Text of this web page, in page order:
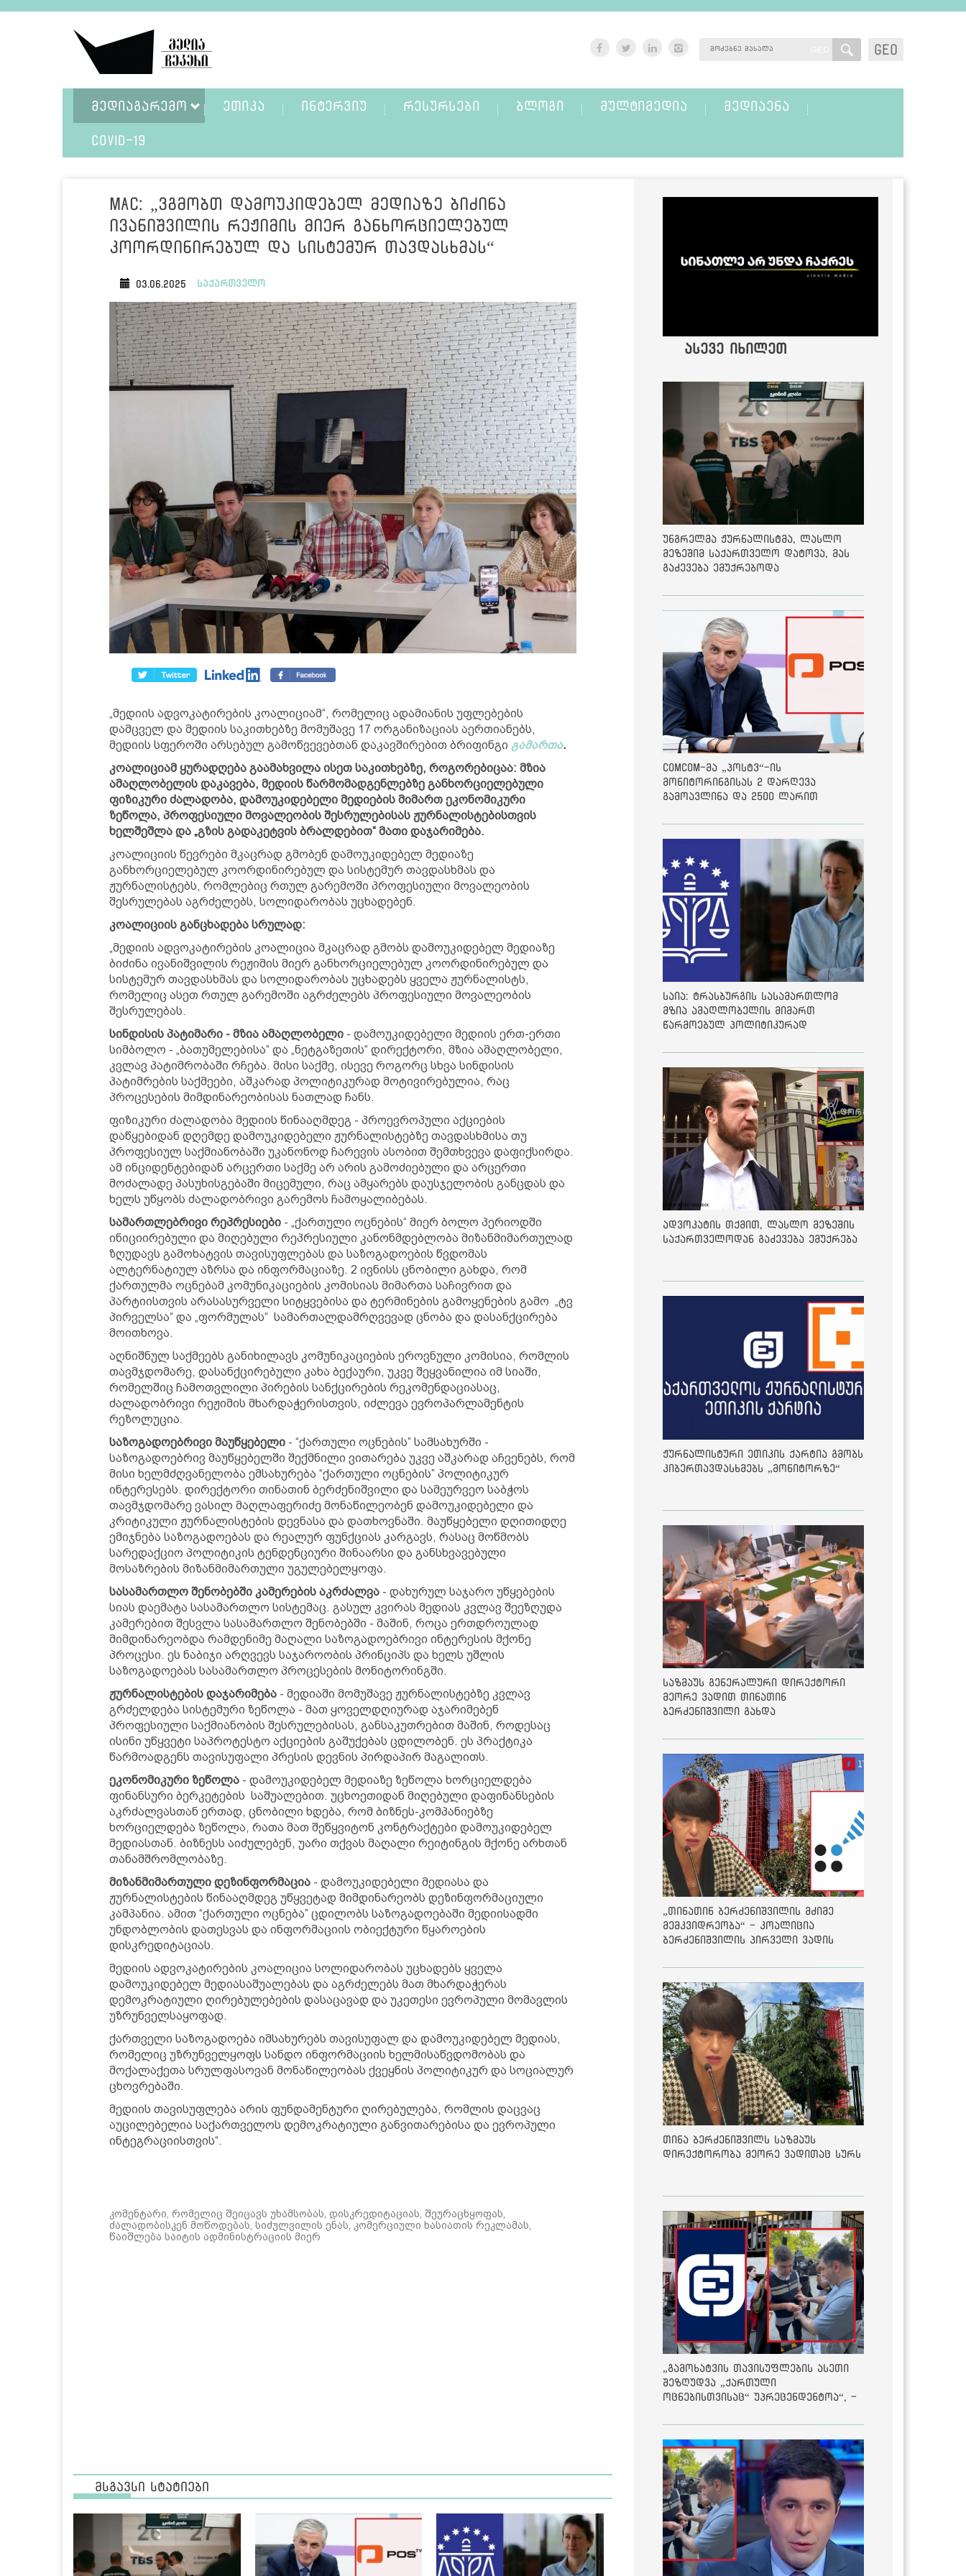
GEO
ᲛᲔᲓᲘᲐᲒᲐᲠᲔᲛᲝ ᲔᲗᲘᲙᲐ ᲘᲜᲢᲔᲠᲕᲘᲣ ᲠᲔᲡᲣᲠᲡᲔᲑᲘ ᲑᲚᲝᲒᲘ ᲛᲣᲚᲢᲘᲛᲔᲓᲘᲐ ᲛᲔᲓᲘᲐᲔᲜᲐ
COVID-19
MAC: „ვგმობთ დამოუკიდებელ მედიაზე ბიძინა
ივანიშვილის რეჟიმის მიერ განხორციელებულ
კოორდინირებულ და სისტემურ თავდასხმას“
03.06.2025 საქართველო
„მედიის ადვოკატირების კოალიციამ“, რომელიც ადამიანის უფლებების
დამცველ და მედიის საკითხებზე მომუშავე 17 ორგანიზაციას აერთიანებს,
მედიის სფეროში არსებულ გამოწვევებთან დაკავშირებით ბრიფინგი გამართა.
კოალიციამ ყურადღება გაამახვილა ისეთ საკითხებზე, როგორებიცაა: მზია
ამაღლობელის დაკავება, მედიის წარმომადგენლებზე განხორციელებული
ფიზიკური ძალადობა, დამოუკიდებელი მედიების მიმართ ეკონომიკური
ზეწოლა, პროფესიული მოვალეობის შესრულებისას ჟურნალისტებისთვის
ხელშეშლა და „გზის გადაკეტვის ბრალდებით“ მათი დაჯარიმება.
კოალიციის წევრები მკაცრად გმობენ დამოუკიდებელ მედიაზე
განხორციელებულ კოორდინირებულ და სისტემურ თავდასხმას და
ჟურნალისტებს, რომლებიც რთულ გარემოში პროფესიული მოვალეობის
შესრულებას აგრძელებს, სოლიდარობას უცხადებენ.
კოალიციის განცხადება სრულად:
„მედიის ადვოკატირების კოალიცია მკაცრად გმობს დამოუკიდებელ მედიაზე
ბიძინა ივანიშვილის რეჟიმის მიერ განხორციელებულ კოორდინირებულ და
სისტემურ თავდასხმას და სოლიდარობას უცხადებს ყველა ჟურნალისტს,
რომელიც ასეთ რთულ გარემოში აგრძელებს პროფესიული მოვალეობის
შესრულებას.
სინდისის პატიმარი - მზია ამაღლობელი - დამოუკიდებელი მედიის ერთ-ერთი
სიმბოლო - „ბათუმელებისა“ და „ნეტგაზეთის“ დირექტორი, მზია ამაღლობელი,
კვლავ პატიმრობაში რჩება. მისი საქმე, ისევე როგორც სხვა სინდისის
პატიმრების საქმეები, აშკარად პოლიტიკურად მოტივირებულია, რაც
პროცესების მიმდინარეობისას ნათლად ჩანს.
ფიზიკური ძალადობა მედიის წინააღმდეგ - პროევროპული აქციების
დაწყებიდან დღემდე დამოუკიდებელი ჟურნალისტებზე თავდასხმისა თუ
პროფესიულ საქმიანობაში უკანონოდ ჩარევის ასობით შემთხვევა დაფიქსირდა.
ამ ინციდენტებიდან არცერთი საქმე არ არის გამოძიებული და არცერთი
მოძალადე პასუხისგებაში მიცემული, რაც ამყარებს დაუსჯელობის განცდას და
ხელს უწყობს ძალადობრივი გარემოს ჩამოყალიბებას.
სამართლებრივი რეპრესიები - „ქართული ოცნების“ მიერ ბოლო პერიოდში
ინიციირებული და მიღებული რეპრესიული კანონმდებლობა მიზანმიმართულად
ზღუდავს გამოხატვის თავისუფლებას და საზოგადოების წვდომას
ალტერნატიულ აზრსა და ინფორმაციაზე. 2 ივნისს ცნობილი გახდა, რომ
ქართულმა ოცნებამ კომუნიკაციების კომისიას მიმართა საჩივრით და
პარტიისთვის არასასურველი სიტყვებისა და ტერმინების გამოყენების გამო „ტვ
პირველსა“ და „ფორმულას“ სამართალდამრღვევად ცნობა და დასანქცირება
მოითხოვა.
აღნიშნულ საქმეებს განიხილავს კომუნიკაციების ეროვნული კომისია, რომლის
თავმჯდომარე, დასანქცირებული კახა ბექაური, უკვე შეყვანილია იმ სიაში,
რომელშიც ჩამოთვლილი პირების სანქცირების რეკომენდაციასაც,
ძალადობრივი რეჟიმის მხარდაჭერისთვის, იძლევა ევროპარლამენტის
რეზოლუცია.
საზოგადოებრივი მაუწყებელი - “ქართული ოცნების” სამსახურში -
საზოგადოებრივ მაუწყებელში შექმნილი ვითარება უკვე აშკარად აჩვენებს, რომ
მისი ხელმძღვანელობა ემსახურება “ქართული ოცნების” პოლიტიკურ
ინტერესებს. დირექტორი თინათინ ბერძენიშვილი და სამეურვეო საბჭოს
თავმჯდომარე ვასილ მაღლაფერიძე მონაწილეობენ დამოუკიდებელი და
კრიტიკული ჟურნალისტების დევნასა და დათხოვნაში. მაუწყებელი დღითიდღე
ემიჯნება საზოგადოებას და რეალურ ფუნქციას კარგავს, რასაც მოწმობს
სარედაქციო პოლიტიკის ტენდენციური შინაარსი და განსხვავებული
მოსაზრების მიზანმიმართული უგულებელყოფა.
სასამართლო შენობებში კამერების აკრძალვა - დახურულ საჯარო უწყებების
სიას დაემატა სასამართლო სისტემაც. გასულ კვირას მედიას კვლავ შეეზღუდა
კამერებით შესვლა სასამართლო შენობებში - მაშინ, როცა ერთდროულად
მიმდინარეობდა რამდენიმე მაღალი საზოგადოებრივი ინტერესის მქონე
პროცესი. ეს ნაბიჯი არღვევს საჯაროობის პრინციპს და ხელს უშლის
საზოგადოებას სასამართლო პროცესების მონიტორინგში.
ჟურნალისტების დაჯარიმება - მედიაში მომუშავე ჟურნალისტებზე კვლავ
გრძელდება სისტემური ზეწოლა - მათ ყოველდღიურად აჯარიმებენ
პროფესიული საქმიანობის შესრულებისას, განსაკუთრებით მაშინ, როდესაც
ისინი უწყვეტი საპროტესტო აქციების გაშუქებას ცდილობენ. ეს პრაქტიკა
წარმოადგენს თავისუფალი პრესის დევნის პირდაპირ მაგალითს.
ეკონომიკური ზეწოლა - დამოუკიდებელ მედიაზე ზეწოლა ხორციელდება
ფინანსური ბერკეტების საშუალებით. უცხოეთიდან მიღებული დაფინანსების
აკრძალვასთან ერთად, ცნობილი ხდება, რომ ბიზნეს-კომპანიებზე
ხორციელდება ზეწოლა, რათა მათ შეწყვიტონ კონტრაქტები დამოუკიდებელ
მედიასთან. ბიზნესს აიძულებენ, უარი თქვას მაღალი რეიტინგის მქონე არხთან
თანამშრომლობაზე.
მიზანმიმართული დეზინფორმაცია - დამოუკიდებელი მედიასა და
ჟურნალისტების წინააღმდეგ უწყვეტად მიმდინარეობს დეზინფორმაციული
კამპანია. ამით “ქართული ოცნება” ცდილობს საზოგადოებაში მედიისადმი
უნდობლობის დათესვას და ინფორმაციის ობიექტური წყაროების
დისკრედიტაციას.
მედიის ადვოკატირების კოალიცია სოლიდარობას უცხადებს ყველა
დამოუკიდებელ მედიასაშუალებას და აგრძელებს მათ მხარდაჭერას
დემოკრატიული ღირებულებების დასაცავად და უკეთესი ევროპული მომავლის
უზრუნველსაყოფად.
ქართველი საზოგადოება იმსახურებს თავისუფალ და დამოუკიდებელ მედიას,
რომელიც უზრუნველყოფს სანდო ინფორმაციის ხელმისაწვდომობას და
მოქალაქეთა სრულფასოვან მონაწილეობას ქვეყნის პოლიტიკურ და სოციალურ
ცხოვრებაში.
მედიის თავისუფლება არის ფუნდამენტური ღირებულება, რომლის დაცვაც
აუცილებელია საქართველოს დემოკრატიული განვითარებისა და ევროპული
ინტეგრაციისთვის“.
კომენტარი, რომელიც შეიცავს უხამსობას, დისკრედიტაციას, შეურაცხყოფას,
ძალადობისკენ მოწოდებას, სიძულვილის ენას, კომერციული ხასიათის რეკლამას,
წაიშლება საიტის ადმინისტრაციის მიერ
მსგავსი სტატიები
ასევე იხილეთ
უნგრელმა ჟურნალისტმა, ლასლო
მეზეშიმ საქართველო დატოვა, მას
გაძევება ემუქრებოდა
ComCom-მა „პოსტვ“-ის
მონიტორინგისას 2 დარღევა
გამოავლინა და 2500 ლარით
საია: ტრასბურგის სასამართლომ
მზია ამაღლობელის მიმართ
წარმოებულ პოლიტიკურად
მეოთხე საჩივარი დაარეგისტრირა
ადვოკატის თქმით, ლასლო მეზეშის
საქართველოდან გაძევება ემუქრება
ჟურნალისტური ეთიკის ქარტია გმობს
კიბერთავდასხმებს „მონიტორზე“
საზმაუს გენერალური დირექტორი
მეორე ვადით თინათინ
ბერძენიშვილი გახდა
„თინათინ ბერძენიშვილის მძიმე
მემკვიდრეობა“ - კოალიცია
ბერძენიშვილის პირველი ვადის
თინა ბერძენიშვილს საზმაუს
დირექტორობა მეორე ვადითაც სურს
„გამოხატვის თავისუფლების ასეთი
შეზღუდვა „ქართული
ოცნებისთვისაც“ უპრეცენდენტოა“, -